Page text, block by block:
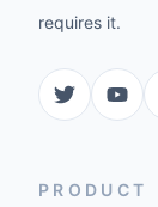
requires it.
PRODUCT